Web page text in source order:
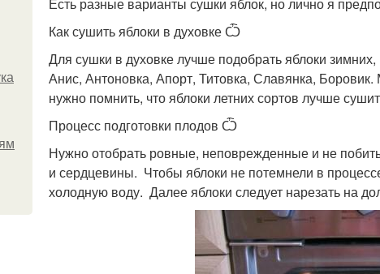
Как сушить яблоки в духовке Ѽ
Для сушки в духовке лучше подобрать яблоки
Анис, Антоновка, Апорт, Титовка, Славянка,
нужно помнить, что яблоки летних сортов лучше
Процесс подготовки плодов Ѽ
Нужно отобрать ровные, неповрежденные и не
и сердцевины. Чтобы яблоки не потемнели в
холодную воду. Далее яблоки следует нарезать на